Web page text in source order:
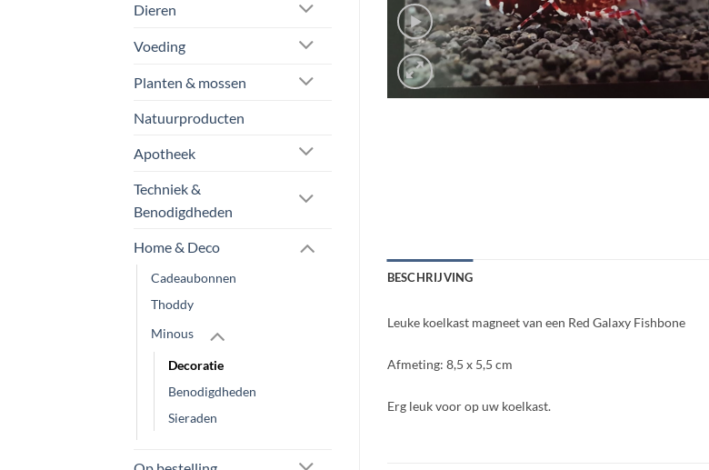
Dieren
Voeding
Planten & mossen
Natuurproducten
Apotheek
Techniek &
Benodigdheden
Home & Deco
Cadeaubonnen
Thoddy
Minous
Decoratie
Benodigdheden
Sieraden
BESCHRIJVING
Leuke koelkast magneet van een Red Galaxy Fishbone
Afmeting: 8,5 x 5,5 cm
Erg leuk voor op uw koelkast.